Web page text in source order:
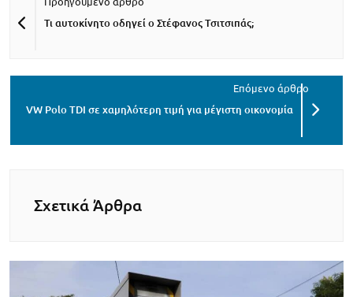
Τι αυτοκίνητο οδηγεί ο Στέφανος Τσιτσιπάς;
VW Polo TDI σε χαμηλότερη τιμή για μέγιστη οικονομία
Σχετικά Άρθρα